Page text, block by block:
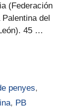
(Federación
del
45 …
penyes,
, PB